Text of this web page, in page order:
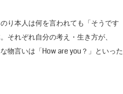
り本人は何を言われても「そうです
れぞれ自分の考え・生き方が、
物言いは「How are you？」といった